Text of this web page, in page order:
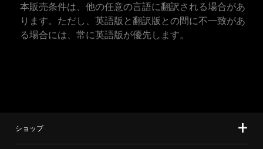
本販売条件は、他の任意の言語に翻訳される場合があ
ります。ただし、英語版と翻訳版との間に不一致があ
る場合には、常に英語版が優先します。
ショップ